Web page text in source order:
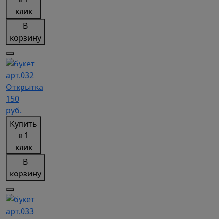
клик
В
корзину
арт.032
Открытка
150
руб.
Купить
в 1
клик
В
корзину
арт.033